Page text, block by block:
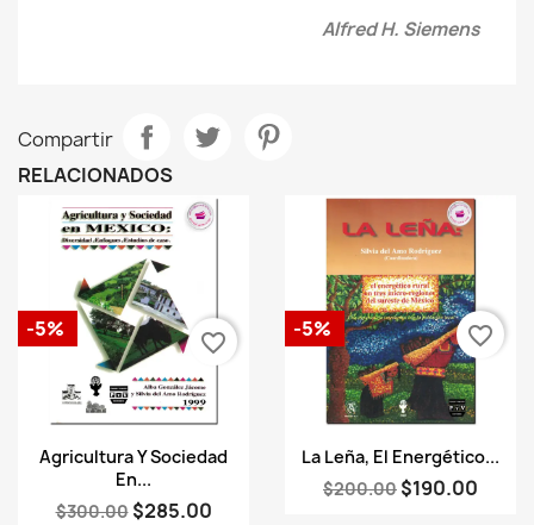
Alfred H. Siemens
Compartir
RELACIONADOS
Vista rápida
Agricultura Y Sociedad
En...
$300.00 $285.00
-5%
favorite_border
Vista rápida
La Leña, El Energético...
$200.00 $190.00
-5% favorite_border